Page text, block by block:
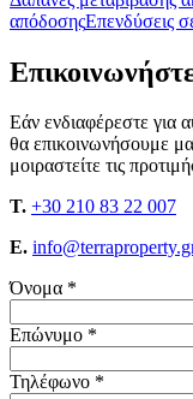
απόδοσηςΕπενδύσεις
Εάν ενδιαφέρεστε για
θα επικοινωνήσουμε
μοιραστείτε τις
T. +30 210 83 22 007
E.
Όνομα *
Επώνυμο *
Τηλέφωνο *